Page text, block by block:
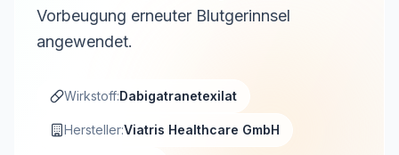
Vorbeugung erneuter Blutgerinnsel
angewendet.
Wirkstoff:Dabigatranetexilat
Hersteller:Viatris Healthcare GmbH